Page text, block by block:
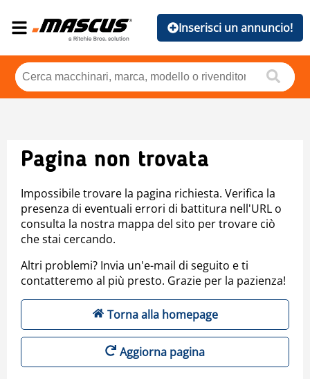
Inserisci un annuncio!
Pagina non trovata
Impossibile trovare la pagina richiesta. Verifica la
presenza di eventuali errori di battitura nell'URL o
consulta la nostra mappa del sito per trovare ciò
che stai cercando.
Altri problemi? Invia un'e-mail di seguito e ti
contatteremo al più presto. Grazie per la pazienza!
Torna alla homepage
Aggiorna pagina